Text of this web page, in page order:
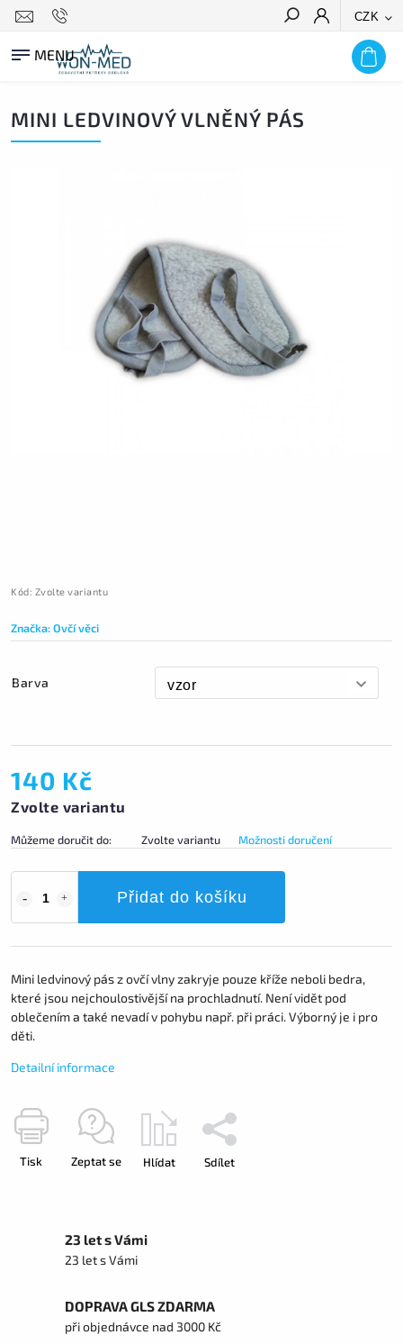
CZK
HLEDAT
MINI LEDVINOVÝ VLNĚNÝ PÁS
Kód: Zvolte variantu
Značka:Ovčí věci
Barva
140 Kč
Zvolte variantu
Můžeme doručit do: Zvolte variantu Možnosti doručení
Přidat do košíku
Mini ledvinový pás z ovčí vlny zakryje pouze kříže neboli bedra,
které jsou nejchoulostivější na prochladnutí. Není vidět pod
oblečením a také nevadí v pohybu např. při práci. Výborný je i pro
děti.
Detailní informace
Tisk Zeptat se Hlídat Sdílet
23 let s Vámi
23 let s Vámi
DOPRAVA GLS ZDARMA
při objednávce nad 3000 Kč